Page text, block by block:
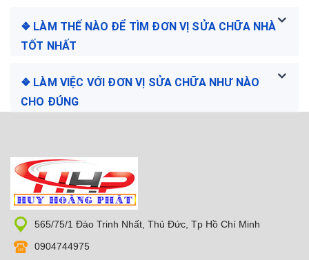
❖ LÀM THẾ NÀO ĐỂ TÌM ĐƠN VỊ SỬA CHỮA NHÀ
TỐT NHẤT
❖ LÀM VIỆC VỚI ĐƠN VỊ SỬA CHỮA NHƯ NÀO
CHO ĐÚNG
565/75/1 Đào Trinh Nhất, Thủ Đức, Tp Hồ Chí Minh
0904744975